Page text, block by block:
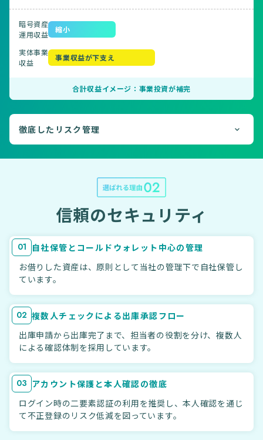
暗号資産
運用収益
縮小
実体事業
収益
事業収益が下支え
合計収益イメージ：事業投資が補完
徹底したリスク管理
信頼のセキュリティ
01 自社保管とコールドウォレット中心の管理
お借りした資産は、原則として当社の管理下で自社保管し
ています。
02 複数人チェックによる出庫承認フロー
出庫申請から出庫完了まで、担当者の役割を分け、複数人
による確認体制を採用しています。
03 アカウント保護と本人確認の徹底
ログイン時の二要素認証の利用を推奨し、本人確認を通じ
て不正登録のリスク低減を図っています。